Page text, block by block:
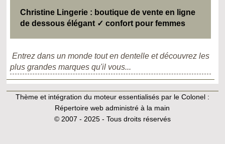
Christine Lingerie : boutique de vente en ligne
de dessous élégant ✓ confort pour femmes
Entrez dans un monde tout en dentelle et découvrez les
plus grandes marques qu'il vous...
Thème et intégration du moteur essentialisés par le Colonel :
Répertoire web administré à la main
© 2007 - 2025 - Tous droits réservés